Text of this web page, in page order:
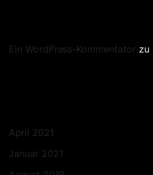
Ein WordPress-Kommentator zu
April 2021
Januar 2021